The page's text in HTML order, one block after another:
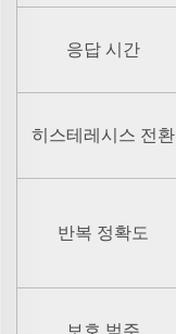
응답 시간
히스테레시스 전환
반복 정확도
보호 범주